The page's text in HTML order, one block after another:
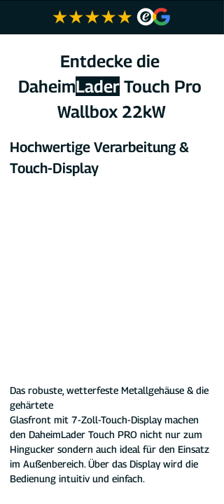
Schrauben & Dübel
Entdecke die
DaheimLader Touch Pro
Wallbox 22kW
Hochwertige Verarbeitung &
Touch-Display
Das robuste, wetterfeste Metallgehäuse & die
gehärtete
Glasfront mit 7-Zoll-Touch-Display machen
den DaheimLader Touch PRO nicht nur zum
Hingucker sondern auch ideal für den Einsatz
im Außenbereich. Über das Display wird die
Bedienung intuitiv und einfach.